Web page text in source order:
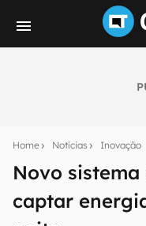
Home Notícias Inovação
Novo
captar
notícias e reviews
E-mail